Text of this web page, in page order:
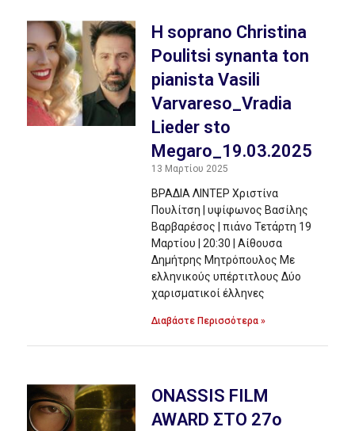
H soprano Christina
Poulitsi synanta ton
pianista Vasili
Varvareso_Vradia
Lieder sto
Megaro_19.03.2025
13 Μαρτίου 2025
ΒΡΑΔΙΑ ΛΙΝΤΕΡ Xριστίνα
Πουλίτση | υψίφωνος Βασίλης
Βαρβαρέσος | πιάνο Τετάρτη 19
Μαρτίου | 20:30 | Αίθουσα
Δημήτρης Μητρόπουλος Με
ελληνικούς υπέρτιτλους Δύο
χαρισματικοί έλληνες
Διαβάστε Περισσότερα »
ONASSIS FILM
AWARD ΣΤΟ 27o